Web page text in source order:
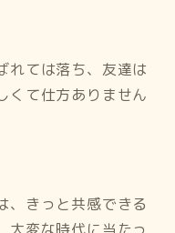
れては落ち、友達は
くて仕方ありません
、きっと共感できる